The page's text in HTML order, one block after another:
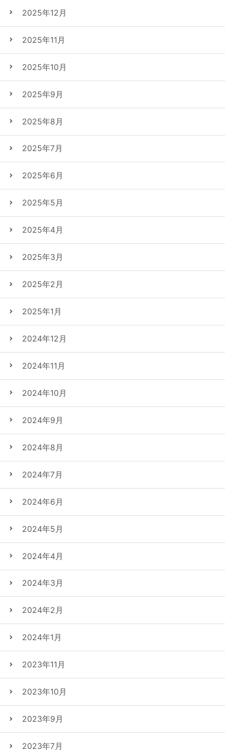
2025年12月
2025年11月
2025年10月
2025年9月
2025年8月
2025年7月
2025年6月
2025年5月
2025年4月
2025年3月
2025年2月
2025年1月
2024年12月
2024年11月
2024年10月
2024年9月
2024年8月
2024年7月
2024年6月
2024年5月
2024年4月
2024年3月
2024年2月
2024年1月
2023年11月
2023年10月
2023年9月
2023年7月